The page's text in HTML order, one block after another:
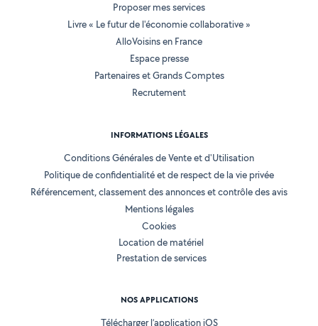
Proposer mes services
Livre « Le futur de l'économie collaborative »
AlloVoisins en France
Espace presse
Partenaires et Grands Comptes
Recrutement
INFORMATIONS LÉGALES
Conditions Générales de Vente et d'Utilisation
Politique de confidentialité et de respect de la vie privée
Référencement, classement des annonces et contrôle des avis
Mentions légales
Cookies
Location de matériel
Prestation de services
NOS APPLICATIONS
Télécharger l’application iOS